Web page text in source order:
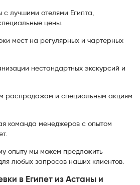
с лучшими отелями Египта,
цены.
мест на регулярных и чартерных
нестандартных экскурсий и
распродажам и специальным акциям
команда менеджеров с опытом
опыту мы можем предложить
любых запросов наших клиентов.
в Египет из Астаны и